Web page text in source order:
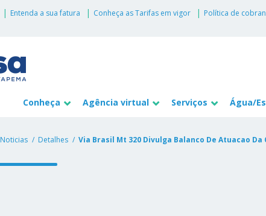
Entenda a sua fatura Conheça as Tarifas em vigor Política de
Conheça Agência virtual Serviços Água/
Noticias Detalhes Via Brasil Mt 320 Divulga Balanco De Atuacao